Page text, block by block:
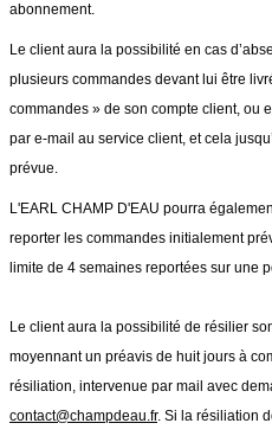
abonnement.
Le client aura la possibilité en cas
plusieurs commandes devant lui être
commandes » de son compte client, ou
par e-mail au service client, et cela
prévue.
L'EARL CHAMP D'EAU pourra
reporter les commandes initialement
limite de 4 semaines reportées sur une
Le client aura la possibilité de résilier
moyennant un préavis de huit jours à
résiliation, intervenue par mail avec
contact@champdeau.fr. Si la résiliation